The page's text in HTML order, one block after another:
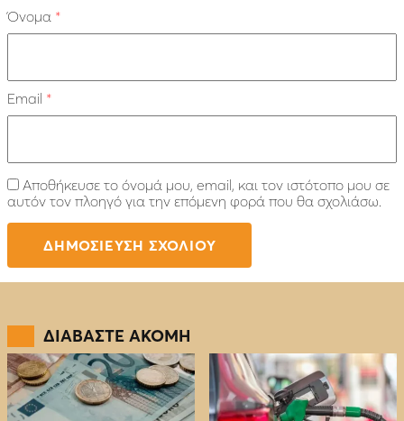
Όνομα *
Email *
Αποθήκευσε το όνομά μου, email, και τον ιστότοπο μου σε
αυτόν τον πλοηγό για την επόμενη φορά που θα σχολιάσω.
ΔΙΑΒΑΣΤΕ ΑΚΟΜΗ